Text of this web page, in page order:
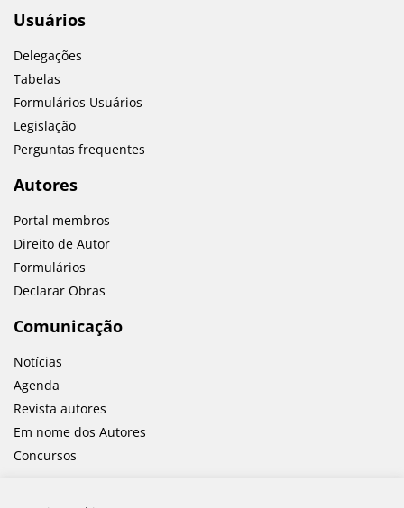
Usuários
Delegações
Tabelas
Formulários Usuários
Legislação
Perguntas frequentes
Autores
Portal membros
Direito de Autor
Formulários
Declarar Obras
Comunicação
Notícias
Agenda
Revista autores
Em nome dos Autores
Concursos